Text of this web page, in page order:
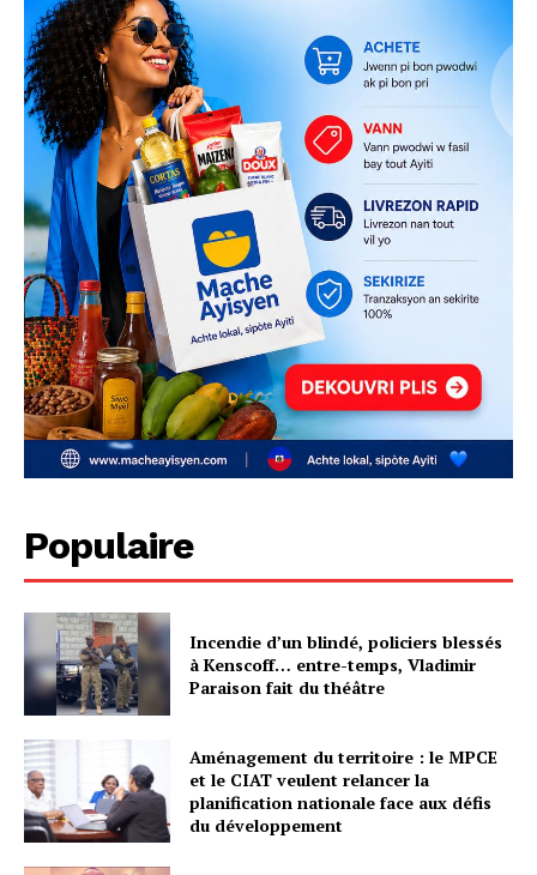
Populaire
Incendie d’un blindé, policiers blessés
à Kenscoff… entre-temps, Vladimir
Paraison fait du théâtre
Aménagement du territoire : le MPCE
et le CIAT veulent relancer la
planification nationale face aux défis
du développement